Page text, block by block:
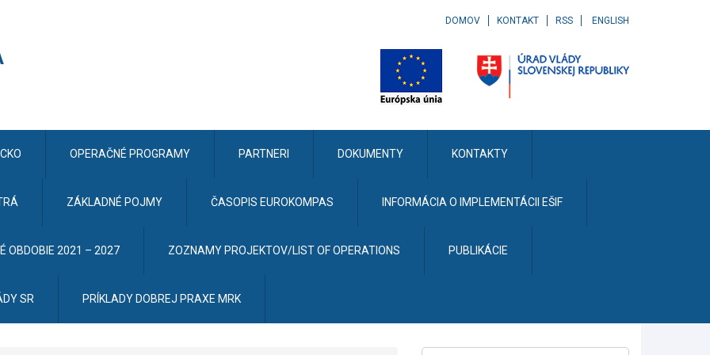
DOMOV KONTAKT RSS ENGLISH
CKO OPERAČNÉ PROGRAMY PARTNERI DOKUMENTY KONTAKTY
ZÁKLADNÉ POJMY ČASOPIS EUROKOMPAS INFORMÁCIA O IMPLEMENTÁCII EŠIF
OBDOBIE 2021 – 2027 ZOZNAMY PROJEKTOV/LIST OF OPERATIONS PUBLIKÁCIE
SR PRÍKLADY DOBREJ PRAXE MRK